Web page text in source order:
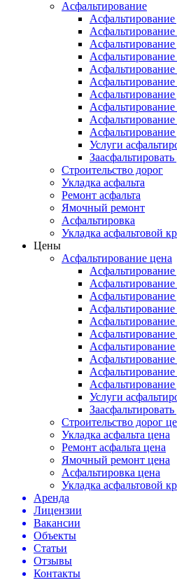
Асфальтирование
Асфальтирование
Асфальтирование
Асфальтирование
Асфальтирование
Асфальтирование
Услуги
Строительство дорог
Укладка асфальта
Ремонт асфальта
Ямочный ремонт
Асфальтировка
Укладка асфальтовой
Цены
Асфальтирование цена
Асфальтирование
Асфальтирование
Асфальтирование
Асфальтирование
Услуги
Строительство дорог
Укладка асфальта цена
Ремонт асфальта цена
Ямочный ремонт цена
Асфальтировка цена
Укладка асфальтовой
Аренда
Лицензии
Вакансии
Объекты
Статьи
Отзывы
Контакты